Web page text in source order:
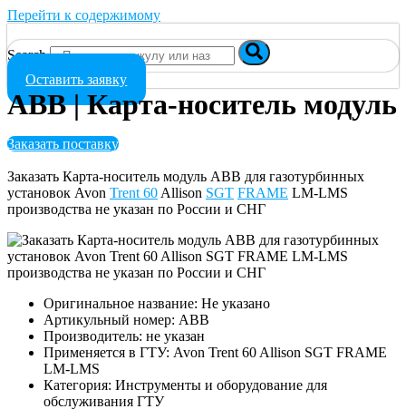
Перейти к содержимому
Search
Оставить заявку
ABB | Карта-носитель модуль
Заказать поставку
Заказать Карта-носитель модуль ABB для газотурбинных
установок Avon Trent 60 Allison SGT FRAME LM-LMS
производства не указан по России и СНГ
Оригинальное название: Не указано
Артикульный номер: ABB
Производитель: не указан
Применяется в ГТУ: Avon Trent 60 Allison SGT FRAME
LM-LMS
Категория: Инструменты и оборудование для
обслуживания ГТУ